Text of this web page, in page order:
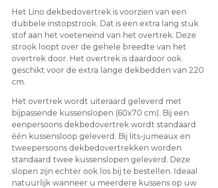
Het Lino dekbedovertrek is voorzien van een
dubbele instopstrook. Dat is een extra lang stuk
stof aan het voeteneind van het overtrek. Deze
strook loopt over de gehele breedte van het
overtrek door. Het overtrek is daardoor ook
geschikt voor de extra lange dekbedden van 220
cm.
Het overtrek wordt uiteraard geleverd met
bijpassende kussenslopen (60x70 cm). Bij een
eenpersoons dekbedovertrek wordt standaard
één kussensloop geleverd. Bij lits-jumeaux en
tweepersoons dekbedovertrekken worden
standaard twee kussenslopen geleverd. Deze
slopen zijn echter ook los bij te bestellen. Ideaal
natuurlijk wanneer u meerdere kussens op uw